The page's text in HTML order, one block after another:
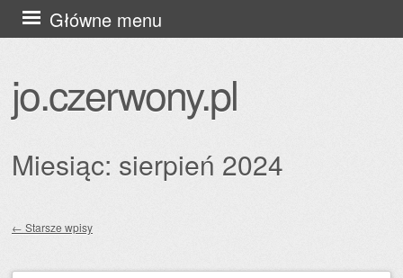
jo.czerwony.pl
Główne menu
Przejdź
do
Miesiąc: sierpień 2024
← Starsze wpisy